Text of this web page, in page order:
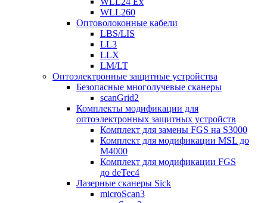
WLL260
Оптоволоконные кабели
LBS/LIS
LL3
LLX
LM/LT
Оптоэлектронные защитные устройства
Безопасные многолучевые сканеры
scanGrid2
Комплекты модификации для
оптоэлектронных защитных устройств
Комплект для замены FGS на S3000
Комплект для модификации MSL до
M4000
Комплект для модификации FGS
до deTec4
Лазерные сканеры Sick
microScan3